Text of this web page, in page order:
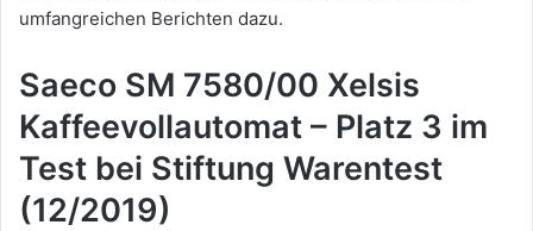
umfangreichen Berichten dazu.
Saeco SM 7580/00 Xelsis
Kaffeevollautomat – Platz 3 im
Test bei Stiftung Warentest
(12/2019)